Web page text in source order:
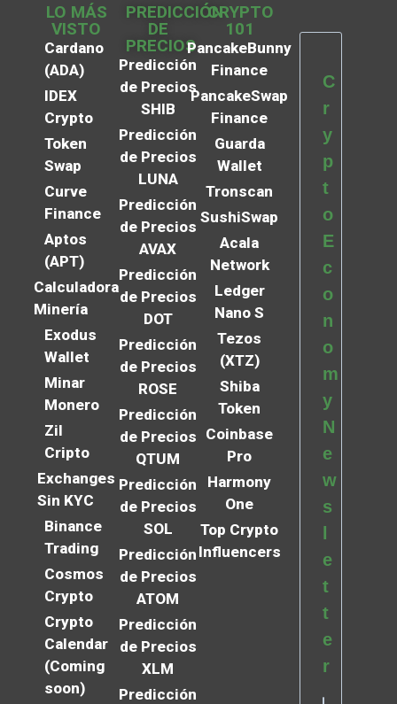
LO MÁS
VISTO
Cardano
(ADA)
IDEX
Crypto
Token
Swap
Curve
Finance
Aptos
(APT)
Calculadora
Minería
Exodus
Wallet
Minar
Monero
Zil
Cripto
Exchanges
Sin KYC
Binance
Trading
Cosmos
Crypto
Crypto
Calendar
(Coming
soon)
PREDICCIÓN
DE
PRECIOS
Predicción
de Precios
SHIB
Predicción
de Precios
LUNA
Predicción
de Precios
AVAX
Predicción
de Precios
DOT
Predicción
de Precios
ROSE
Predicción
de Precios
QTUM
Predicción
de Precios
SOL
Predicción
de Precios
ATOM
Predicción
de Precios
XLM
Predicción
CRYPTO
101
PancakeBunny
Finance
PancakeSwap
Finance
Guarda
Wallet
Tronscan
SushiSwap
Acala
Network
Ledger
Nano S
Tezos
(XTZ)
Shiba
Token
Coinbase
Pro
Harmony
One
Top Crypto
Influencers
C
r
y
p
t
o
E
c
o
n
o
m
y
N
e
w
s
e
t
t
e
r